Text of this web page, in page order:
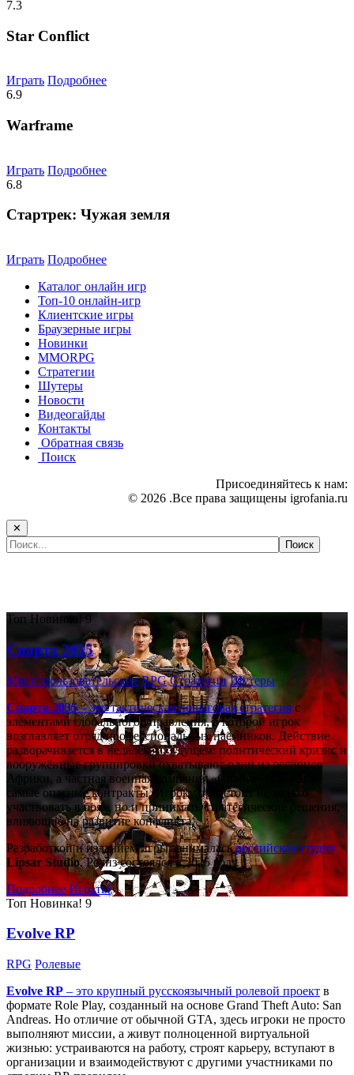
7.3
Star Conflict
Играть Подробнее
6.9
Warframe
Играть Подробнее
6.8
Стартрек: Чужая земля
Играть Подробнее
Каталог онлайн игр
Топ-10 онлайн-игр
Клиентские игры
Браузерные игры
Новинки
MMORPG
Стратегии
Шутеры
Новости
Видеогайды
Контакты
Обратная связь
Поиск
Присоединяйтесь к нам:
© 2026 .Все права защищены igrofania.ru
✕
Топ Новинка! 9
Спарта 2035
Многопользовательские RPG Стратегии Шутеры
Спарта 2035– это тактическаяпошаговая стратегияс
элементами глобального управления, в которой игрок
возглавляет отряд профессиональных наёмников. Действие
разворачивается в недалёком будущем: политический кризис и
вооружённые группировки охватывают один из регионов
Африки, а частная военная компания «Спарта» берётся за
самые опасные контракты. Игроку предстоит не только
участвовать в боях, но и принимать стратегические решения,
влияющие на развитие конфликта.
Разработкой и изданием игры занималасьроссийская студия
Lipsar Studio. Релиз состоялся в 2025 году.
Подробнее Играть!
Топ Новинка! 9
Evolve RP
RPG Ролевые
Evolve RP – это крупный русскоязычный ролевой проект в
формате Role Play, созданный на основе Grand Theft Auto: San
Andreas. Но отличие от обычной GTA, здесь игроки не просто
выполняют миссии, а живут полноценной виртуальной
жизнью: устраиваются на работу, строят карьеру, вступают в
организации и взаимодействуют с другими участниками по